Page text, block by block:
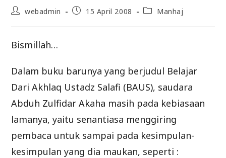
Postwebadmin
Post15 April 2008
PostManhaj
Bismillah…
Dalam buku barunya yang berjudul Belajar
Dari Akhlaq Ustadz Salafi (BAUS), saudara
Abduh Zulfidar Akaha masih pada kebiasaan
lamanya, yaitu senantiasa menggiring
pembaca untuk sampai pada kesimpulan-
kesimpulan yang dia maukan, seperti :